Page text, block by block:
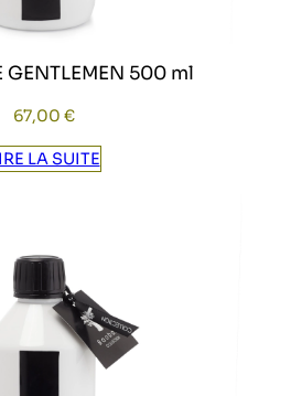
GENTLEMEN 500 ml
67,00 €
LA SUITE